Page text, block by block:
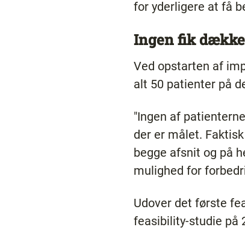
for yderligere at få
Ingen fik
Ved opstarten af
alt 50 patienter på
"Ingen af
der er målet.
begge afsnit og på
mulighed for
Udover det første
feasibility-studie på